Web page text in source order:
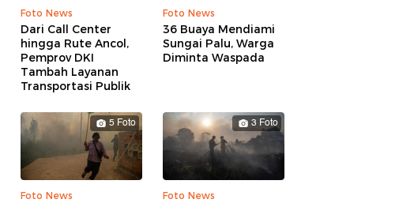
Foto News
Dari Call Center
hingga Rute Ancol,
Pemprov DKI
Tambah Layanan
Transportasi Publik
Foto News
36 Buaya Mendiami
Sungai Palu, Warga
Diminta Waspada
5 Foto
Foto News
3 Foto
Foto News